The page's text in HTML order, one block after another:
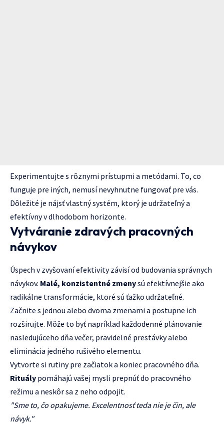
Experimentujte s rôznymi prístupmi a metódami. To, co
funguje pre iných, nemusí nevyhnutne fungovať pre vás.
Dôležité je nájsť vlastný systém, ktorý je udržateľný a
efektívny v dlhodobom horizonte.
Vytváranie zdravých pracovných
návykov
Úspech v zvyšovaní efektivity závisí od budovania správnych
návykov. Malé, konzistentné zmenysú efektívnejšie ako
radikálne transformácie, ktoré sú ťažko udržateľné.
Začnite s jednou alebo dvoma zmenami a postupne ich
rozširujte. Môže to byť napríklad každodenné plánovanie
nasledujúceho dňa večer, pravidelné prestávky alebo
eliminácia jedného rušivého elementu.
Vytvorte si rutiny pre začiatok a koniec pracovného dňa.
Rituály pomáhajú vašej mysli prepnúť do pracovného
režimu a neskôr sa z neho odpojit.
"Sme to, čo opakujeme. Excelentnosť teda nie je čin, ale
návyk."